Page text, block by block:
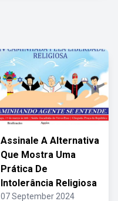
Assinale A Alternativa
Que Mostra Uma
Prática De
Intolerância Religiosa
07 September 2024